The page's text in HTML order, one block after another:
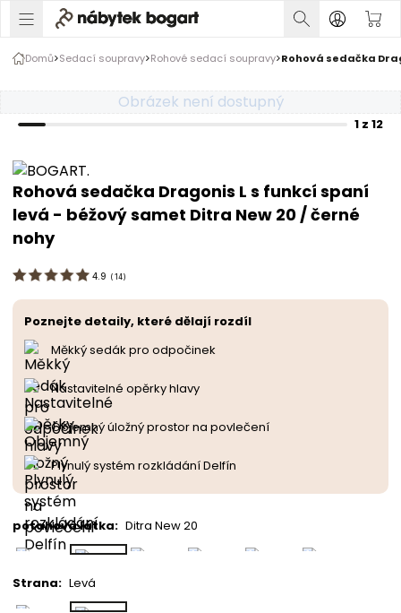
Domů Sedací soupravy Rohové sedací soupravy Rohová sedačka
Obrázek není dostupný
1 z 12
Rohová sedačka Dragonis L s funkcí spaní
levá - béžový samet Ditra New 20 / černé
nohy
4.9 ( 14)
Poznejte detaily, které dělají rozdíl
Měkký sedák pro odpočinek
Nastavitelné opěrky hlavy
Objemný úložný prostor na povlečení
Plynulý systém rozkládání Delfín
potahová látka: Ditra New 20
Strana: Levá